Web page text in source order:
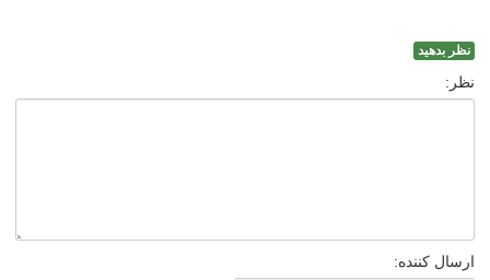
نظر بدهید
نظر:
ارسال کننده: